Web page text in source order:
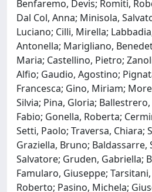
Benfaremo, Devis; Romiti,
Dal Col, Anna; Minisola,
Luciano; Cilli, Mirella;
Antonella; Marigliano,
Maria; Castellino, Pietro;
Alfio; Gaudio, Agostino;
Francesca; Gino, Miriam;
Silvia; Pina, Gloria;
Fabio; Gonella, Roberta;
Setti, Paolo; Traversa, Chiara;
Graziella, Bruno; Baldassarre,
Salvatore; Gruden, Gabriella;
Famularo, Giuseppe;
Roberto; Pasino, Michela;